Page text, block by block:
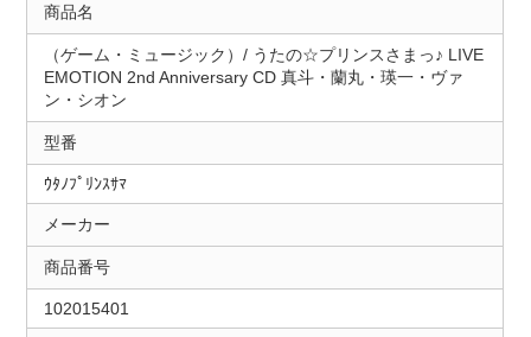
商品名
（ゲーム・ミュージック）/ うたの☆プリンスさまっ♪ LIVE
EMOTION 2nd Anniversary CD 真斗・蘭丸・瑛一・ヴァ
ン・シオン
型番
ｳﾀﾉﾌﾟﾘﾝｽｻﾏ
メーカー
商品番号
102015401